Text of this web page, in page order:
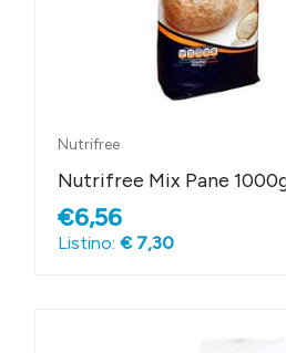
Nutrifree
Nutrifree Mix Pane
€6,56
Listino: € 7,30